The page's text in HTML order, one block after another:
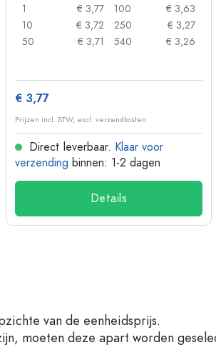
1
€ 3,77
10
€ 3,72
50
€ 3,71
100
€ 3,63
250
€ 3,27
540
€ 3,26
€ 3,77
Prijzen incl. BTW, excl. verzendkosten
Direct leverbaar. Klaar voor
verzending binnen: 1-2 dagen
Details
van de eenheidsprijs.
moeten deze apart worden